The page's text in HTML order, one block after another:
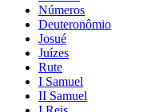
Números
Deuteronômio
Josué
Juízes
Rute
I Samuel
II Samuel